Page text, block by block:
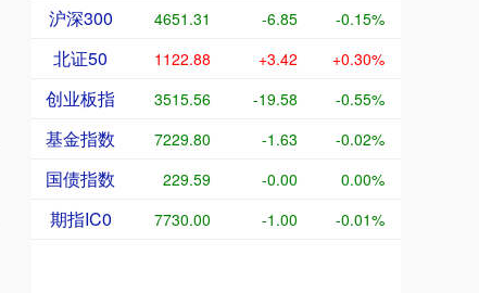
沪深300 4651.31 -6.85 -0.15%
北证50 1122.88 +3.42 +0.30%
创业板指 3515.56 -19.58 -0.55%
基金指数 7229.80 -1.63 -0.02%
国债指数 229.59 -0.00 0.00%
期指IC0 7730.00 -1.00 -0.01%